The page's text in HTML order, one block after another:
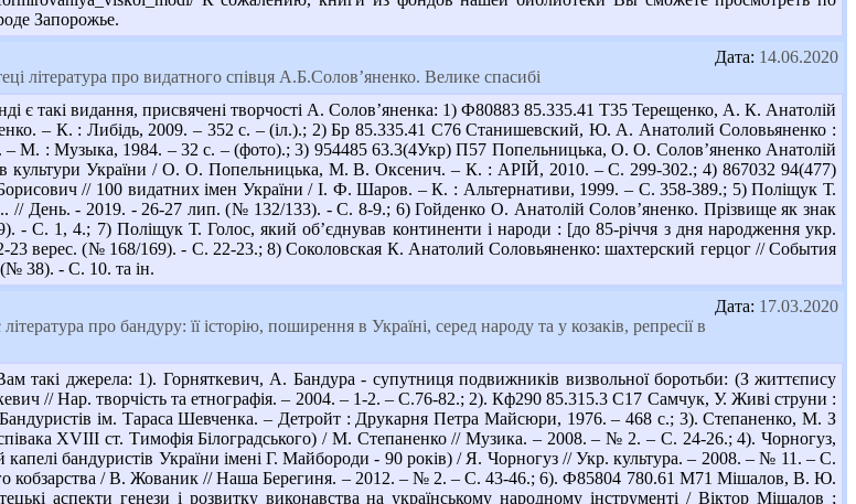
Запорожье.
Дата: 14.06.2020
література про видатного співця А.Б.Солов’яненко. Велике спасибі
є такі видання, присвячені творчості А. Солов’яненка: 1) Ф80883 85.335.41 Т35 Терещенко, А. К. Анатолій
– К. : Либідь, 2009. – 352 с. – (іл.).; 2) Бр 85.335.41 С76 Станишевский, Ю. А. Анатолий Соловьяненко :
М. : Музыка, 1984. – 32 с. – (фото).; 3) 954485 63.3(4Укр) П57 Попельницька, О. О. Солов’яненко Анатолій
культури України / О. О. Попельницька, М. В. Оксенич. – К. : АРІЙ, 2010. – С. 299-302.; 4) 867032 94(477)
// 100 видатних імен України / І. Ф. Шаров. – К. : Альтернативи, 1999. – С. 358-389.; 5) Поліщук Т.
// День. - 2019. - 26-27 лип. (№ 132/133). - С. 8-9.; 6) Гойденко О. Анатолій Солов’яненко. Прізвище як знак
- С. 1, 4.; 7) Поліщук Т. Голос, який об’єднував континенти і народи : [до 85-річчя з дня народження укр.
23 верес. (№ 168/169). - С. 22-23.; 8) Соколовская К. Анатолий Соловьяненко: шахтерский герцог // События
38). - С. 10. та ін.
Дата: 17.03.2020
про бандуру: її історію, поширення в Україні, серед народу та у козаків, репресії в
такі джерела: 1). Горняткевич, А. Бандура - супутниця подвижників визвольної боротьби: (З життєпису
// Нар. творчість та етнографія. – 2004. – 1-2. – С.76-82.; 2). Кф290 85.315.3 С17 Самчук, У. Живі струни :
ім. Тараса Шевченка. – Детройт : Друкарня Петра Майсюри, 1976. – 468 с.; 3). Степаненко, М. З
ХVIII ст. Тимофія Білоградського) / М. Степаненко // Музика. – 2008. – № 2. – С. 24-26.; 4). Чорногуз,
капелі бандуристів України імені Г. Майбороди - 90 років) / Я. Чорногуз // Укр. культура. – 2008. – № 11. – С.
кобзарства / В. Жованик // Наша Берегиня. – 2012. – № 2. – С. 43-46.; 6). Ф85804 780.61 М71 Мішалов, В. Ю.
аспекти генези і розвитку виконавства на українському народному інструменті / Віктор Мішалов ;